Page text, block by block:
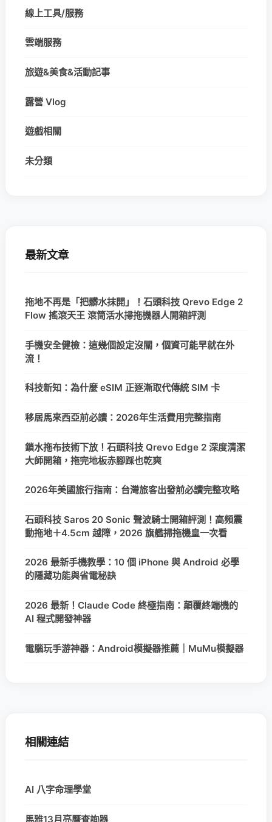
線上工具/服務
雲端服務
旅遊&美食&活動記事
露營 Vlog
遊戲相關
未分類
最新文章
拖地不再是「把髒水抹開」！石頭科技 Qrevo Edge 2
Flow 搖滾天王 滾筒活水掃拖機器人開箱評測
手機安全健檢：這幾個設定沒關，個資可能早就在外
流！
科技新知：為什麼 eSIM 正逐漸取代傳統 SIM 卡
移居馬來西亞前必讀：2026年生活費用完整指南
鎖水拖布技術下放！石頭科技 Qrevo Edge 2 深度清潔
大師開箱，拖完地板赤腳踩也乾爽
2026年美國旅行指南：台灣旅客出發前必讀完整攻略
石頭科技 Saros 20 Sonic 聲波騎士開箱評測！高頻震
動拖地＋4.5cm 越障，2026 旗艦掃拖機皇一次看
2026 最新手機教學：10 個 iPhone 與 Android 必學
的隱藏功能與省電秘訣
2026 最新！Claude Code 終極指南：顛覆終端機的
AI 程式開發神器
電腦玩手游神器：Android模擬器推薦｜MuMu模擬器
相關連結
AI 八字命理學堂
馬雅13月亮曆查詢器